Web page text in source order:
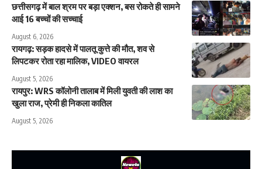
छत्तीसगढ़ में बाल श्रम पर बड़ा एक्शन, बस रोकते ही सामने
आई 16 बच्चों की सच्चाई
August 6, 2026
रायगढ़: सड़क हादसे में पालतू कुत्ते की मौत, शव से
लिपटकर रोता रहा मालिक, VIDEO वायरल
August 5, 2026
रायपुर: WRS कॉलोनी तालाब में मिली युवती की लाश का
खुला राज, प्रेमी ही निकला कातिल
August 5, 2026